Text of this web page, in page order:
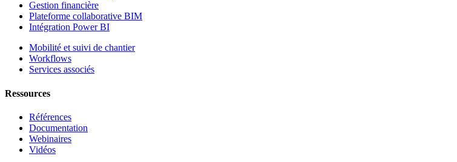
Gestion financière
Plateforme collaborative BIM
Intégration Power BI
Mobilité et suivi de chantier
Workflows
Services associés
Ressources
Références
Documentation
Webinaires
Vidéos